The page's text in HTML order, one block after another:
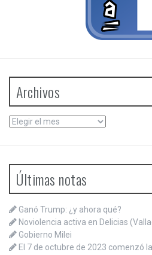
Archivos
Archivos
Últimas notas
Ganó Trump: ¿y ahora qué?
Noviolencia activa en Delicias
Gobierno Milei
El 7 de octubre de 2023 comenzó